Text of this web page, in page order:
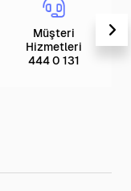
Müşteri
Hizmetleri
444 0 131